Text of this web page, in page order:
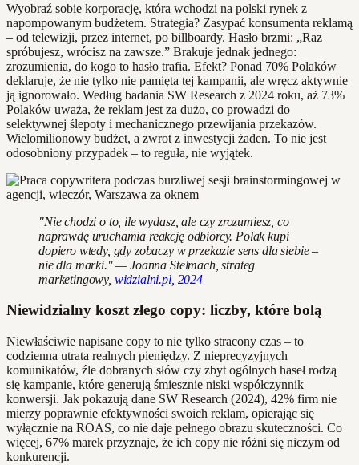
Wyobraź sobie korporację, która wchodzi na polski rynek z
napompowanym budżetem. Strategia? Zasypać konsumenta reklamą
– od telewizji, przez internet, po billboardy. Hasło brzmi: „Raz
spróbujesz, wrócisz na zawsze.” Brakuje jednak jednego:
zrozumienia, do kogo to hasło trafia. Efekt? Ponad 70% Polaków
deklaruje, że nie tylko nie pamięta tej kampanii, ale wręcz aktywnie
ją ignorowało. Według badania SW Research z 2024 roku, aż 73%
Polaków uważa, że reklam jest za dużo, co prowadzi do
selektywnej ślepoty i mechanicznego przewijania przekazów.
Wielomilionowy budżet, a zwrot z inwestycji żaden. To nie jest
odosobniony przypadek – to reguła, nie wyjątek.
"Nie chodzi o to, ile wydasz, ale czy zrozumiesz, co
naprawdę uruchamia reakcję odbiorcy. Polak kupi
dopiero wtedy, gdy zobaczy w przekazie sens dla siebie –
nie dla marki." — Joanna Stelmach, strateg
marketingowy, widzialni.pl, 2024
Niewidzialny koszt złego copy: liczby, które bolą
Niewłaściwie napisane copy to nie tylko stracony czas – to
codzienna utrata realnych pieniędzy. Z nieprecyzyjnych
komunikatów, źle dobranych słów czy zbyt ogólnych haseł rodzą
się kampanie, które generują śmiesznie niski współczynnik
konwersji. Jak pokazują dane SW Research (2024), 42% firm nie
mierzy poprawnie efektywności swoich reklam, opierając się
wyłącznie na ROAS, co nie daje pełnego obrazu skuteczności. Co
więcej, 67% marek przyznaje, że ich copy nie różni się niczym od
konkurencji.